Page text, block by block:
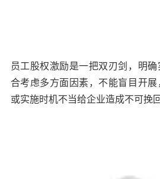
员工股权激励是一把双刃剑，明
合考虑多方面因素，不能盲目开
或实施时机不当给企业造成不可挽